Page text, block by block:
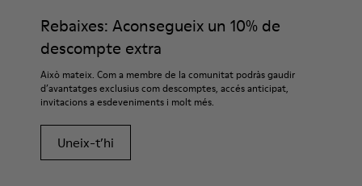
Rebaixes: Aconsegueix un 10% de
descompte extra
Això mateix. Com a membre de la comunitat podràs gaudir
d’avantatges exclusius com descomptes, accés anticipat,
invitacions a esdeveniments i molt més.
Uneix-t’hi